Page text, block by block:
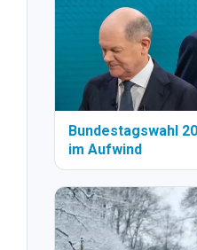
Bundestagswahl
im Aufwind